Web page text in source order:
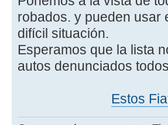
robados. y pueden usar
difícil situación.
Esperamos que la lista
autos denunciados
Estos